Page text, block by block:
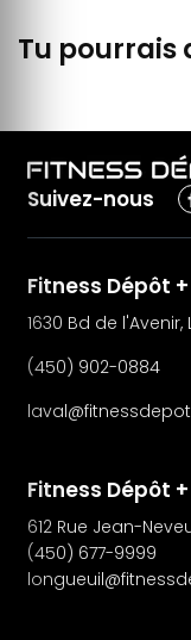
Tu pourrais
Suivez-nous
Fitness Dépôt
1630 Bd de l'Avenir,
(450) 902-0884
Fitness Dépôt
612 Rue Jean-
(450) 677-9999